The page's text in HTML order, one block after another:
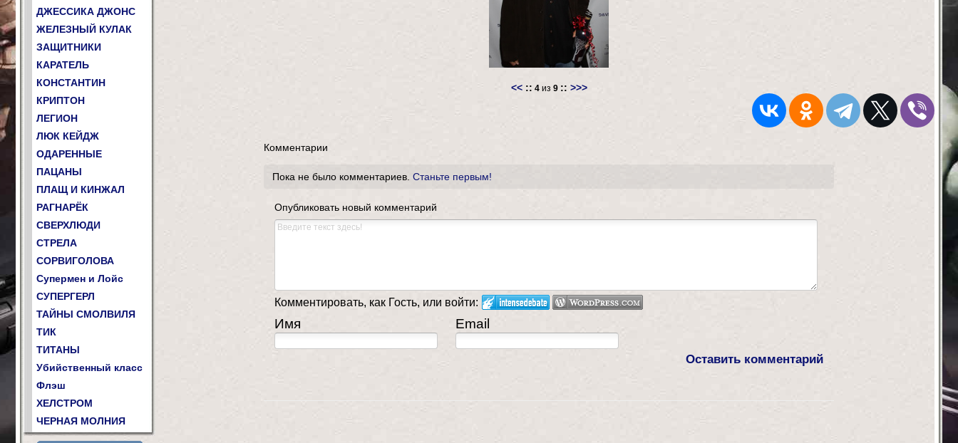
ДЖЕССИКА ДЖОНС
ЖЕЛЕЗНЫЙ КУЛАК
ЗАЩИТНИКИ
КАРАТЕЛЬ
КОНСТАНТИН
КРИПТОН
ЛЕГИОН
ЛЮК КЕЙДЖ
ОДАРЕННЫЕ
ПАЦАНЫ
ПЛАЩ И КИНЖАЛ
РАГНАРЁК
СВЕРХЛЮДИ
СТРЕЛА
СОРВИГОЛОВА
Супермен и Лойс
СУПЕРГЕРЛ
ТАЙНЫ СМОЛВИЛЯ
ТИК
ТИТАНЫ
Убийственный класс
Флэш
ХЕЛСТРОМ
ЧЕРНАЯ МОЛНИЯ
<<:: 4из 9 :: >>>
Комментарии
Пока не было комментариев. Станьте первым!
Опубликовать новый комментарий
Комментировать, как Гость, или войти:
Имя Email
Оставить комментарий